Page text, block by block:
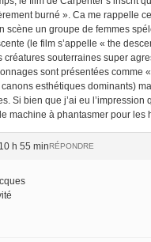
burné ». Ca me rappelle
scène un groupe de femmes
(le film s’appelle « the
créatures souterraines super
sont présentées comme
esthétiques dominants)
Si bien que j’ai eu l’impression
machine à phantasmer pour les
h 55 minRÉPONDRE